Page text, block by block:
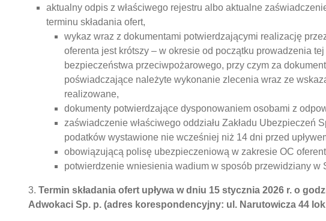
aktualny odpis z właściwego rejestru albo aktualne
terminu składania ofert,
wykaz wraz z dokumentami potwierdzającymi realizację
oferenta jest krótszy – w okresie od początku prowadzenia
bezpieczeństwa przeciwpożarowego, przy czym za
poświadczające należyte wykonanie zlecenia wraz ze
realizowane,
dokumenty potwierdzające dysponowaniem osobami z
zaświadczenie właściwego oddziału Zakładu Ubezpieczeń
podatków wystawione nie wcześniej niż 14 dni przed
obowiązującą polisę ubezpieczeniową w zakresie OC
potwierdzenie wniesienia wadium w sposób przewidziany w
3. Termin składania ofert upływa w dniu 15 stycznia 2026 r. o
Adwokaci Sp. p. (adres korespondencyjny: ul. Narutowicza 44